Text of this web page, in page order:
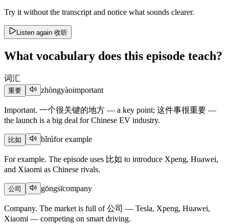
Try it without the transcript and notice what sounds clearer.
Listen again 收听
What vocabulary does this episode teach?
词汇
重要 zhòngyàoimportant
Important. 一个很关键的地方 — a key point; 这件事很重要 —
the launch is a big deal for Chinese EV industry.
比如 bǐrúfor example
For example. The episode uses 比如 to introduce Xpeng, Huawei,
and Xiaomi as Chinese rivals.
公司 gōngsīcompany
Company. The market is full of 公司 — Tesla, Xpeng, Huawei,
Xiaomi — competing on smart driving.